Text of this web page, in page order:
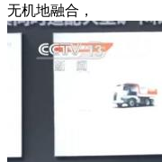
无机地融合，